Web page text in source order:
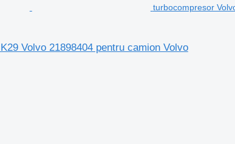
turbocompresor
Volvo 21898404 pentru camion Volvo